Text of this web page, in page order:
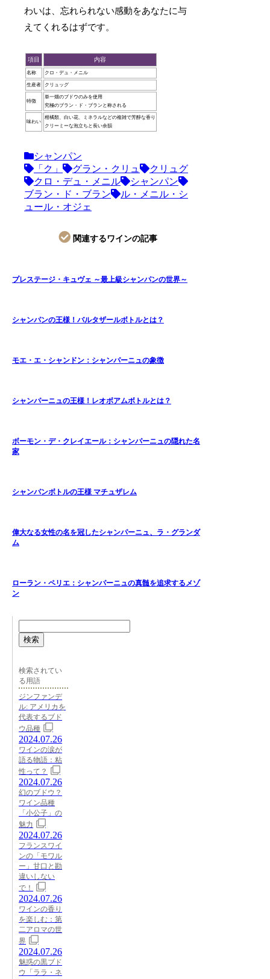
わいは、忘れられない感動をあなたに与
えてくれるはずです。
項目 内容
名称 クロ・デュ・メニル
生産者 クリュッグ
特徴
単一畑のブドウのみを使用
究極のブラン・ド・ブランと称される
味わい
柑橘類、白い花、ミネラルなどの複雑で芳醇な香り
クリーミーな泡立ちと長い余韻
シャンパン
「ク」
グラン・クリュ
クリュグ
クロ・デュ・メニル
シャンパン
ブラン・ド・ブラン
ル・メニル・シ
ュール・オジェ
関連するワインの記事
プレステージ・キュヴェ ～最上級シャンパンの世界～
シャンパンの王様！バルタザールボトルとは？
モエ・エ・シャンドン：シャンパーニュの象徴
シャンパーニュの王様！レオボアムボトルとは？
ボーモン・デ・クレイエール：シャンパーニュの隠れた名
家
シャンパンボトルの王様 マチュザレム
偉大なる女性の名を冠したシャンパーニュ、ラ・グランダ
ム
ローラン・ペリエ：シャンパーニュの真髄を追求するメゾ
ン
検索
検索されてい
る用語
ジンファンデ
ル: アメリカを
代表するブド
ウ品種
2024.07.26
ワインの涙が
語る物語：粘
性って？
2024.07.26
幻のブドウ？
ワイン品種
「小公子」の
魅力
2024.07.26
フランスワイ
ンの「モワル
ー」甘口と勘
違いしない
で！
2024.07.26
ワインの香り
を楽しむ：第
二アロマの世
界
2024.07.26
魅惑の黒ブド
ウ「ララ・ネ